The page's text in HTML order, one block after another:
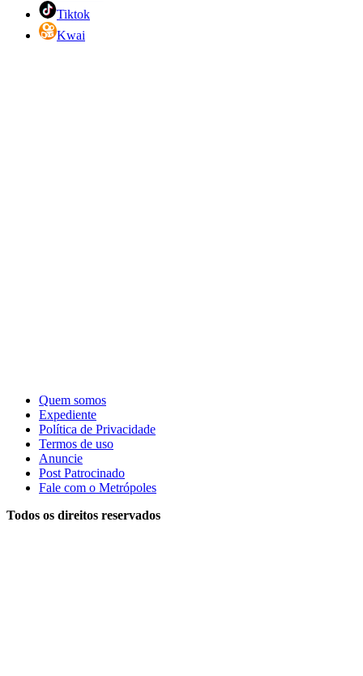
Tiktok
Kwai
Quem somos
Expediente
Política de Privacidade
Termos de uso
Anuncie
Post Patrocinado
Fale com o Metrópoles
Todos os direitos reservados